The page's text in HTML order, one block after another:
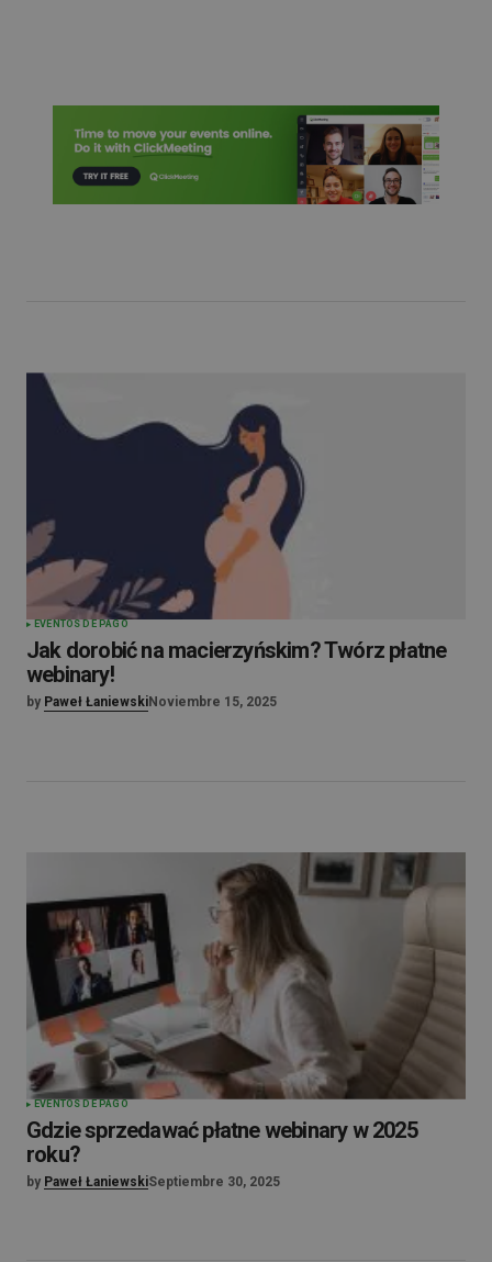
EVENTOS DE PAGO
Jak dorobić na macierzyńskim? Twórz płatne
webinary!
by Paweł ŁaniewskiNoviembre 15, 2025
EVENTOS DE PAGO
Gdzie sprzedawać płatne webinary w 2025
roku?
by Paweł ŁaniewskiSeptiembre 30, 2025